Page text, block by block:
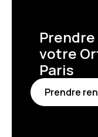
votre
Paris
Prendre